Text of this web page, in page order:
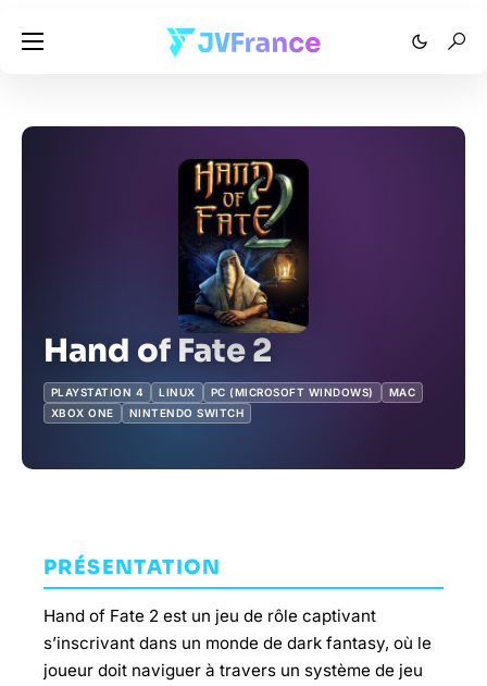
Hand of Fate 2
PLAYSTATION 4 LINUX PC (MICROSOFT WINDOWS)
MAC
XBOX ONE
NINTENDO SWITCH
PRÉSENTATION
Hand of Fate 2 est un jeu de rôle captivant
s’inscrivant dans un monde de dark fantasy, où le
joueur doit naviguer à travers un système de jeu